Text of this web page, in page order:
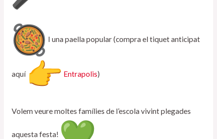
I una paella popular (compra el tiquet anticipat
aquí Entrapolis)
Volem veure moltes famílies de l’escola vivint plegades
aquesta festa!